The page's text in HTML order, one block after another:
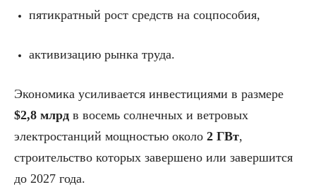
пятикратный рост средств на соцпособия,
активизацию рынка труда.
Экономика усиливается инвестициями в размере
$2,8 млрд в восемь солнечных и ветровых
электростанций мощностью около 2 ГВт,
строительство которых завершено или завершится
до 2027 года.